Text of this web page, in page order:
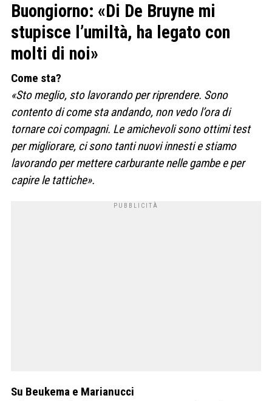
Buongiorno: «Di De Bruyne mi
stupisce l’umiltà, ha legato con
molti di noi»
Come sta?
«Sto meglio, sto lavorando per riprendere. Sono
contento di come sta andando, non vedo l’ora di
tornare coi compagni. Le amichevoli sono ottimi test
per migliorare, ci sono tanti nuovi innesti e stiamo
lavorando per mettere carburante nelle gambe e per
capire le tattiche».
Su Beukema e Marianucci